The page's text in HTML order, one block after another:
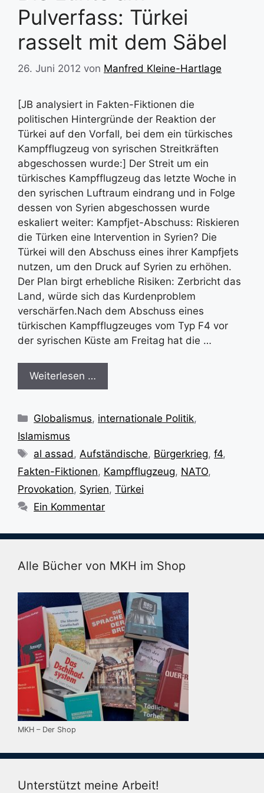
Pulverfass: Türkei
rasselt mit dem Säbel
26. Juni 2012 von Manfred Kleine-Hartlage
[JB analysiert in Fakten-Fiktionen die
politischen Hintergründe der Reaktion der
Türkei auf den Vorfall, bei dem ein türkisches
Kampfflugzeug von syrischen Streitkräften
abgeschossen wurde:] Der Streit um ein
türkisches Kampfflugzeug das letzte Woche in
den syrischen Luftraum eindrang und in Folge
dessen von Syrien abgeschossen wurde
eskaliert weiter: Kampfjet-Abschuss: Riskieren
die Türken eine Intervention in Syrien? Die
Türkei will den Abschuss eines ihrer Kampfjets
nutzen, um den Druck auf Syrien zu erhöhen.
Der Plan birgt erhebliche Risiken: Zerbricht das
Land, würde sich das Kurdenproblem
verschärfen.Nach dem Abschuss eines
türkischen Kampfflugzeuges vom Typ F4 vor
der syrischen Küste am Freitag hat die …
Weiterlesen …
Kategorien
Globalismus, internationale Politik,
Islamismus
Schlagwörter
al assad,Aufständische, Bürgerkrieg,f4,
Fakten-Fiktionen, Kampfflugzeug, NATO,
Provokation, Syrien, Türkei
Ein Kommentar
Alle Bücher von MKH im Shop
MKH – Der Shop
Unterstützt meine Arbeit!